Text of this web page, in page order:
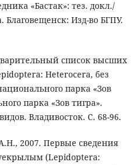
«Бастак»: тез. докл./
Изд-во БГПУ.
список высших
Heterocera, без
парка «Зов
парка «Зов тигра».
Владивосток. С. 68-96.
2007. Первые сведения
(Lepidoptera: